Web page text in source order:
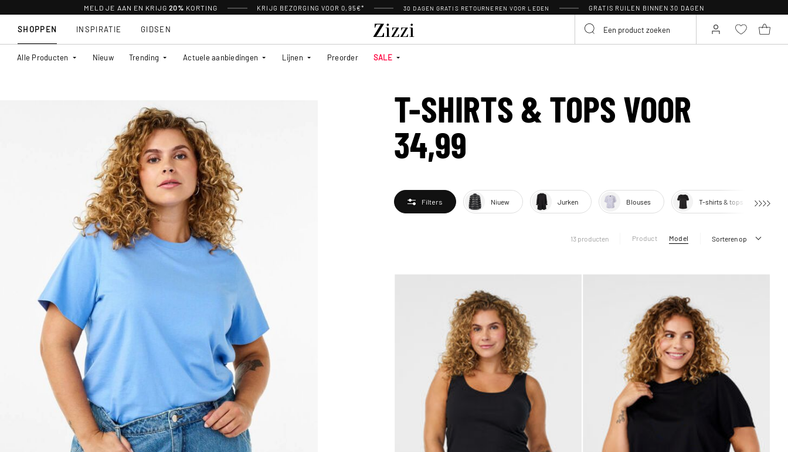
MELD JE AAN EN KRIJG 20% KORTING KRIJG BEZORGING VOOR 0,95€* 30 DAGEN GRATIS RETOURNEREN VOOR LEDEN GRATIS RUILEN BINNEN 30 DAGEN
SHOPPEN
Alle Producten Nieuw Trending Actuele aanbiedingen Lijnen Preorder SALE
INSPIRATIE GIDSEN
T-SHIRTS & TOPS VOOR
34,99
Filters Niuew Jurken Blouses T-shirts & tops
13 producten Product Model Sorteren op